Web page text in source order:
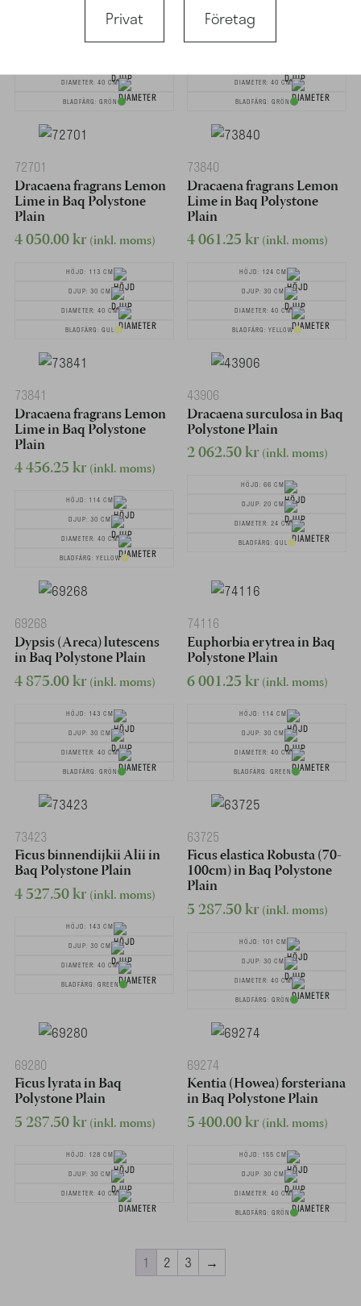
(inkl. moms)
HÖJD: 146 CM
DIAMETER: 40 CM
BLADFÄRG: GRÖN
4 650.00kr
HÖJD: 111 CM
DIAMETER: 40 CM
BLADFÄRG: GRÖN
72701
Dracaena fragrans Lemon
Lime in Baq Polystone
Plain
4 050.00kr(inkl. moms)
HÖJD: 113 CM
DJUP: 30 CM
DIAMETER: 40 CM
BLADFÄRG: GUL
73840
Dracaena fragrans Lemon
Lime in Baq Polystone
Plain
4 061.25kr(inkl. moms)
HÖJD: 124 CM
DJUP: 30 CM
DIAMETER: 40 CM
BLADFÄRG: YELLOW
73841
Dracaena fragrans Lemon
Lime in Baq Polystone
Plain
4 456.25kr(inkl. moms)
HÖJD: 114 CM
DJUP: 30 CM
DIAMETER: 40 CM
BLADFÄRG: YELLOW
43906
Dracaena surculosa in Baq
Polystone Plain
2 062.50kr(inkl. moms)
HÖJD: 66 CM
DJUP: 20 CM
DIAMETER: 24 CM
BLADFÄRG: GUL
69268
Dypsis (Areca) lutescens
in Baq Polystone Plain
4 875.00kr(inkl. moms)
HÖJD: 143 CM
DJUP: 30 CM
DIAMETER: 40 CM
BLADFÄRG: GRÖN
74116
Euphorbia erytrea in Baq
Polystone Plain
6 001.25kr(inkl. moms)
HÖJD: 114 CM
DJUP: 30 CM
DIAMETER: 40 CM
BLADFÄRG: GREEN
73423
Ficus binnendijkii Alii in
Baq Polystone Plain
4 527.50kr(inkl. moms)
HÖJD: 143 CM
DJUP: 30 CM
DIAMETER: 40 CM
BLADFÄRG: GREEN
63725
Ficus elastica Robusta (70-
100cm) in Baq Polystone
Plain
5 287.50kr(inkl. moms)
HÖJD: 101 CM
DJUP: 30 CM
DIAMETER: 40 CM
BLADFÄRG: GRÖN
69280
Ficus lyrata in Baq
Polystone Plain
5 287.50kr(inkl. moms)
HÖJD: 128 CM
DJUP: 30 CM
DIAMETER: 40 CM
69274
Kentia (Howea) forsteriana
in Baq Polystone Plain
5 400.00kr(inkl. moms)
HÖJD: 155 CM
DJUP: 30 CM
DIAMETER: 40 CM
BLADFÄRG: GRÖN
1 2 3 →
Privat Företag